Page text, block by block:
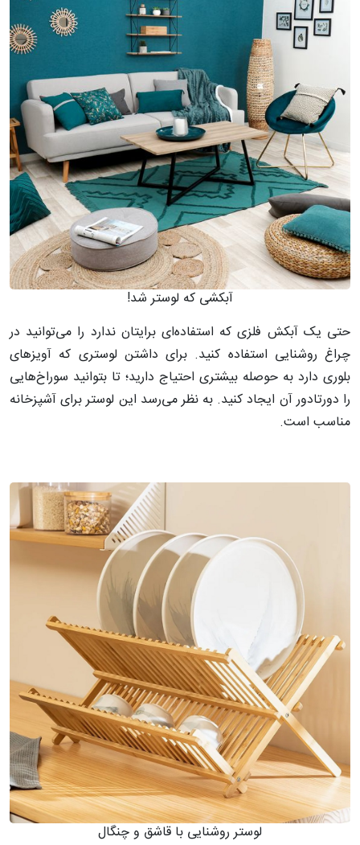
آبکشی که لوستر شد!
حتی یک آبکش فلزی که استفاده‌ای برایتان ندارد را می‌توانید در
چراغ روشنایی استفاده کنید. برای داشتن لوستری که آویزهای
بلوری دارد به حوصله بیشتری احتیاج دارید؛ تا بتوانید سوراخ‌هایی
را دورتادور آن ایجاد کنید. به نظر می‌رسد این لوستر برای آشپزخانه
مناسب است.
لوستر روشنایی با قاشق و چنگال